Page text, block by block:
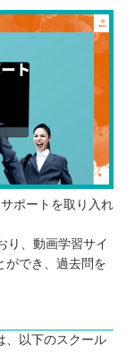
ポートを取り入れ
り、動画学習サイ
ができ、過去問を
、以下のスクール